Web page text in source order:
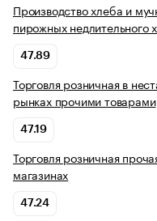
Производство хлеба и
пирожных недлительного
47.89
Торговля розничная в
рынках прочими товарами
47.19
Торговля розничная
магазинах
47.24